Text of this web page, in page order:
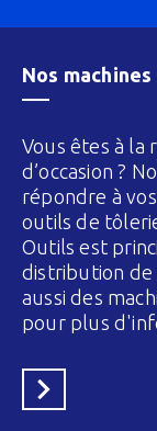
Nos machines
Vous êtes à la
d’occasion ?
répondre à
outils de
Outils est
distribution de
aussi des
pour plus
En savoir plus